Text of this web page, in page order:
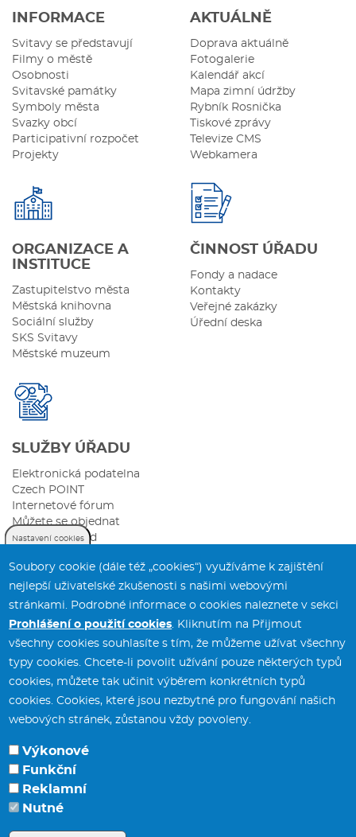
INFORMACE
Svitavy se představují
Filmy o městě
Osobnosti
Svitavské památky
Symboly města
Svazky obcí
Participativní rozpočet
Projekty
AKTUÁLNĚ
Doprava aktuálně
Fotogalerie
Kalendář akcí
Mapa zimní údržby
Rybník Rosnička
Tiskové zprávy
Televize CMS
Webkamera
ORGANIZACE A
INSTITUCE
Zastupitelstvo města
Městská knihovna
Sociální služby
SKS Svitavy
Městské muzeum
ČINNOST ÚŘADU
Fondy a nadace
Kontakty
Veřejné zakázky
Úřední deska
SLUŽBY ÚŘADU
Elektronická podatelna
Czech POINT
Internetové fórum
Můžete se objednat
Sazebník úhrad
Městský úřad Svitavy
T. G. Masaryka 5/35
568 02 Svitavy
tel.: 461 550 211
fax:461 532 141
e-mail: posta[at]
Nastavení cookies
Soubory cookie (dále též „cookies“) využíváme k zajištění
nejlepší uživatelské zkušenosti s našimi webovými
stránkami. Podrobné informace o cookies naleznete v sekci
Prohlášení o použití cookies. Kliknutím na Přijmout
všechny cookies souhlasíte s tím, že můžeme užívat všechny
typy cookies. Chcete-li povolit užívání pouze některých typů
cookies, můžete tak učinit výběrem konkrétních typů
cookies. Cookies, které jsou nezbytné pro fungování našich
webových stránek, zůstanou vždy povoleny.
Výkonové
Funkční
Reklamní
Nutné